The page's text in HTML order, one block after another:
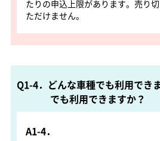
たりの申込上限があります。売り
ただけません。
Q1-4．どんな車種でも利用でき
でも利用できますか？
A1-4．